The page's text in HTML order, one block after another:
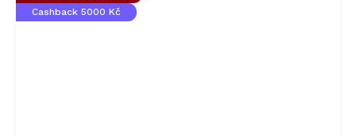
Cashback 5000 Kč